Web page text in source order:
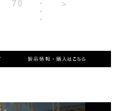
70
・
・
・
＞